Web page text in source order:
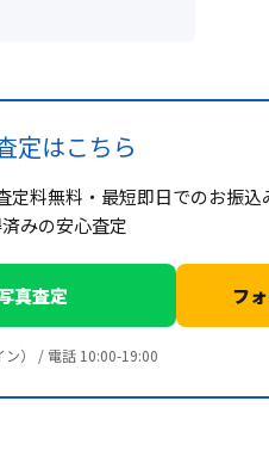
定はこちら
料無料・最短即日でのお振込
みの安心査定
真査定 フ
ン） / 電話 10:00-19:00